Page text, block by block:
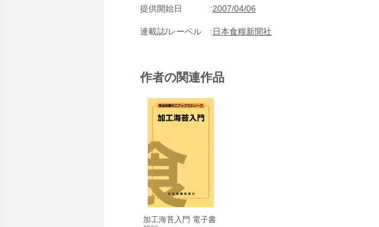
提供開始日 2007/04/06
連載誌/レーベル 日本食糧新聞社
作者の関連作品
加工海苔入門 電子書